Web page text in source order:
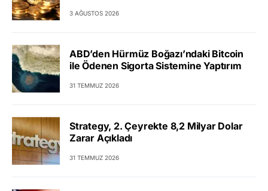
3 AĞUSTOS 2026
ABD’den Hürmüz Boğazı’ndaki Bitcoin
ile Ödenen Sigorta Sistemine Yaptırım
31 TEMMUZ 2026
Strategy, 2. Çeyrekte 8,2 Milyar Dolar
Zarar Açıkladı
31 TEMMUZ 2026